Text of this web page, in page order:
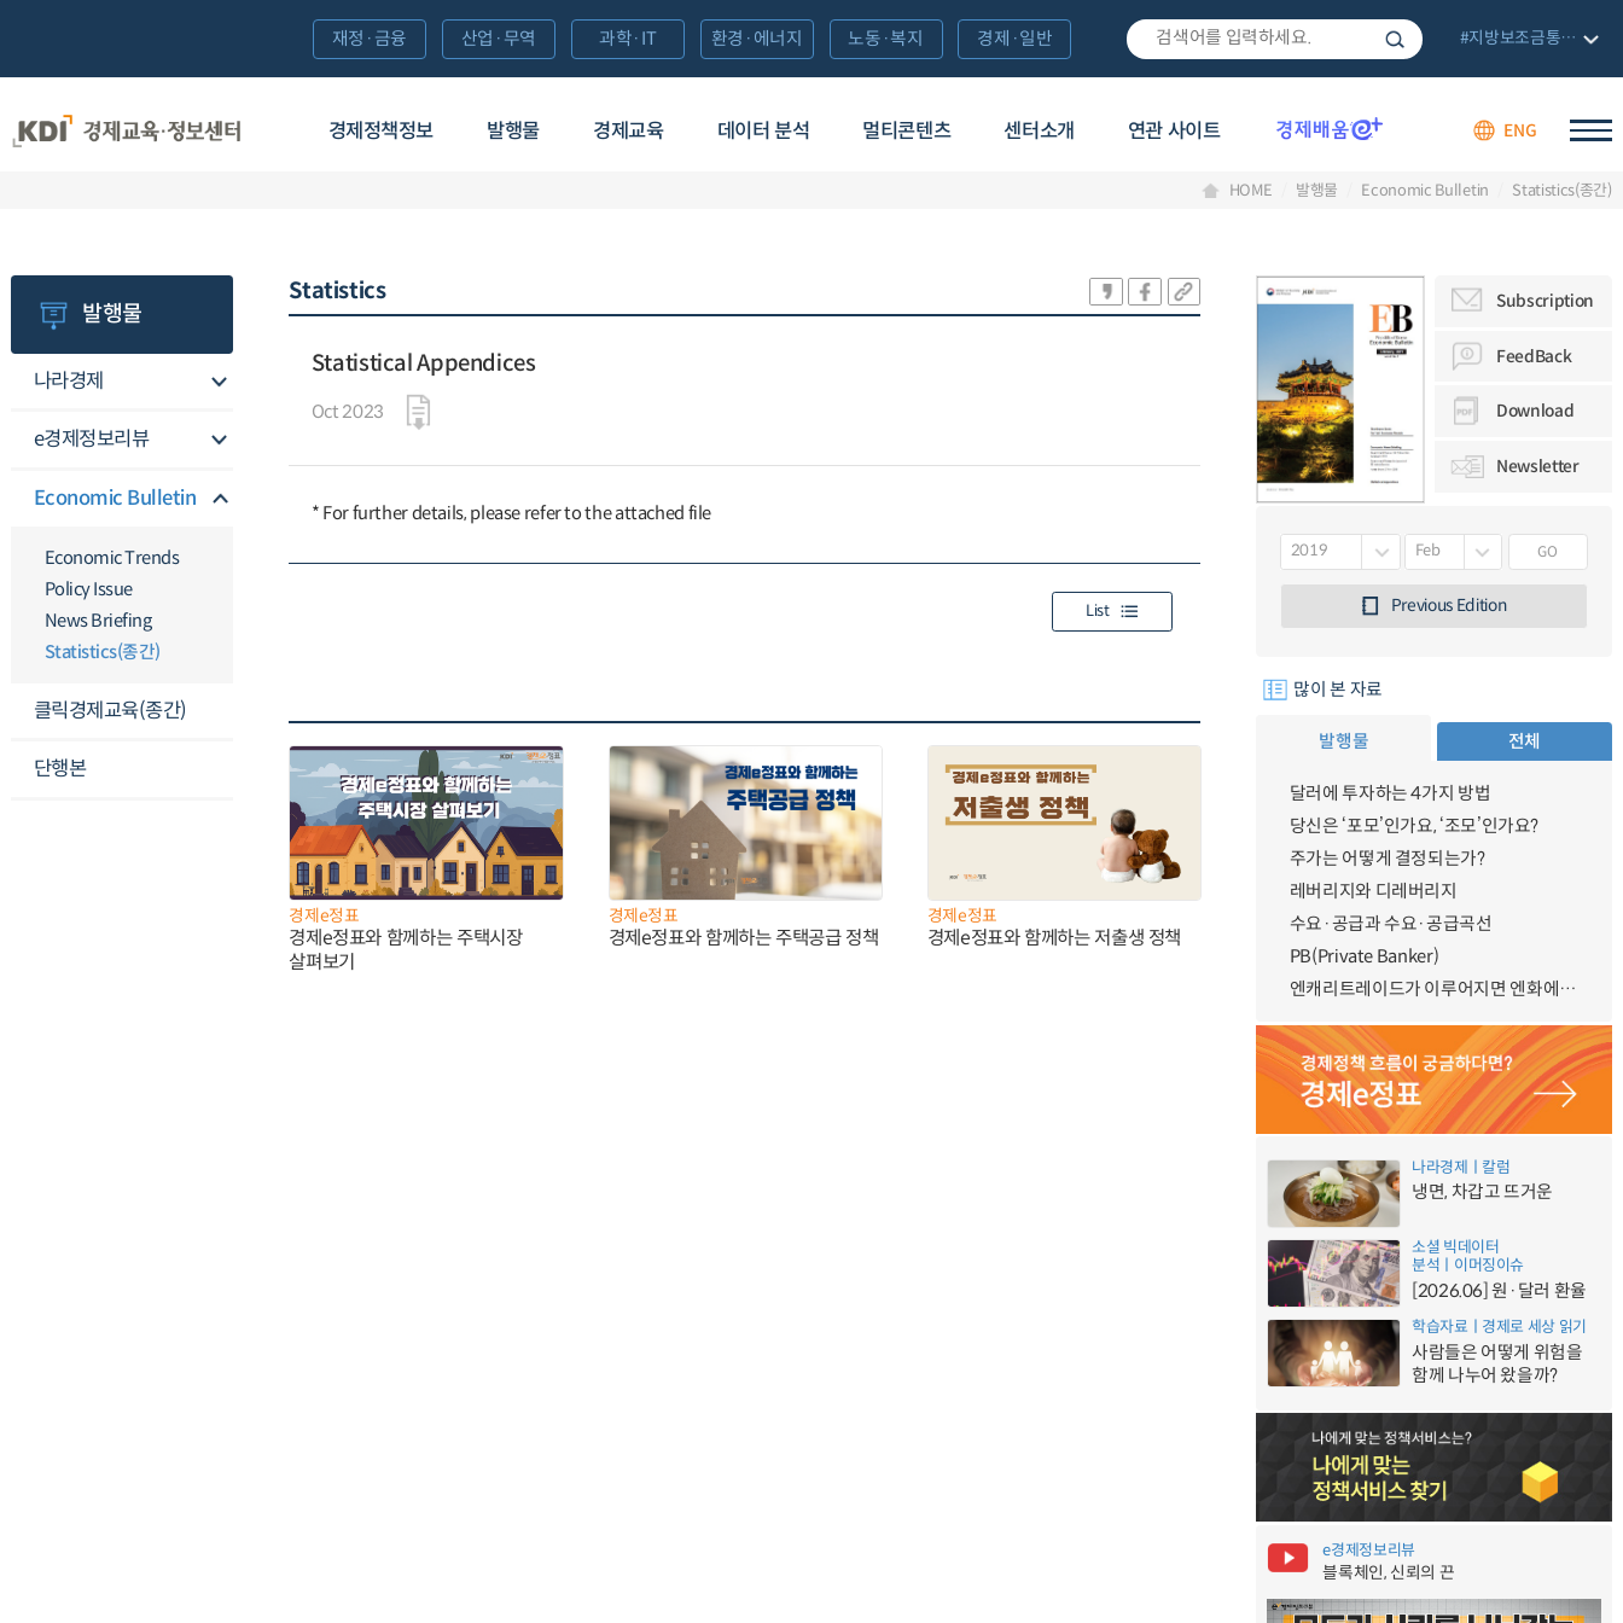
경제정책정보 발행물 경제교육 데이터 분석 멀티콘텐츠 센터소개 연관 사이트 ENG
재정·금융 산업·무역 과학·IT 환경·에너지 노동·복지 경제·일반 #지방보조금통합관리망
HOME 발행물 Economic Bulletin Statistics(종간)
발행물
나라경제
e경제정보리뷰
Economic Bulletin
Economic Trends
Policy Issue
News Briefing
Statistics(종간)
클릭경제교육(종간)
단행본
Statistics
Statistical Appendices
Oct 2023
* For further details, please refer to the attached file
List
경제e정표
경제e정표와 함께하는 주택시장
살펴보기
경제e정표
경제e정표와 함께하는 주택공급 정책
경제e정표
경제e정표와 함께하는 저출생 정책
Subscription
FeedBack
Download
Newsletter
GO
Previous Edition
많이 본 자료
발행물 전체
달러에 투자하는 4가지 방법
당신은 ‘포모’인가요, ‘조모’인가요?
주가는 어떻게 결정되는가?
레버리지와 디레버리지
수요·공급과 수요·공급곡선
PB(Private Banker)
엔캐리트레이드가 이루어지면 엔화에 대한 수요가 증가하지 않나요?
나라경제ㅣ칼럼
냉면, 차갑고 뜨거운
소셜 빅데이터
분석ㅣ이머징이슈
[2026.06] 원·달러 환율
학습자료ㅣ경제로 세상 읽기
사람들은 어떻게 위험을
함께 나누어 왔을까?
e경제정보리뷰
블록체인, 신뢰의 끈